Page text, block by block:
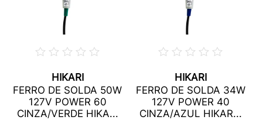
HIKARI
FERRO DE SOLDA 50W
127V POWER 60
CINZA/VERDE HIKA...
HIKARI
FERRO DE SOLDA 34W
127V POWER 40
CINZA/AZUL HIKAR...